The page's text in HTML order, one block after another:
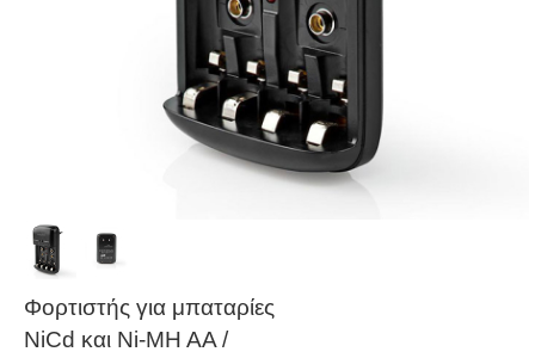
Φορτιστής για μπαταρίες
NiCd και Ni-MH AA /